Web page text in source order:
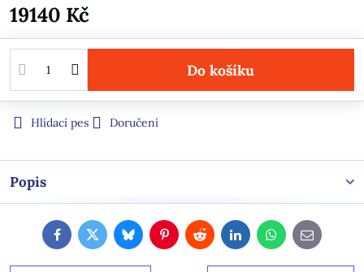
19140 Kč
Do košíku
Hlídací pes Doručení
Popis
FacebookTwitterBlueskyPinterestRedditLinkedInWhatsApp
E-
mail